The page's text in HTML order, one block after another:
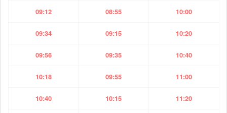
09:12 08:55 10:00
09:34 09:15 10:20
09:56 09:35 10:40
10:18 09:55 11:00
10:40 10:15 11:20